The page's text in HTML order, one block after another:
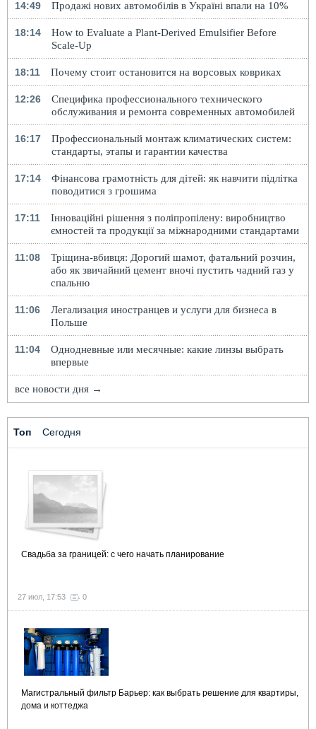
14:49 Продажі нових автомобілів в Україні впали на 10%
18:14
How to Evaluate a Plant-Derived Emulsifier Before
Scale-Up
18:11 Почему стоит остановится на ворсовых ковриках
12:26
Специфика профессионального технического
обслуживания и ремонта современных автомобилей
16:17
Профессиональный монтаж климатических систем:
стандарты, этапы и гарантии качества
17:14
Фінансова грамотність для дітей: як навчити підлітка
поводитися з грошима
17:11
Інноваційні рішення з поліпропілену: виробництво
ємностей та продукції за міжнародними стандартами
11:08
Тріщина-вбивця: Дорогий шамот, фатальний розчин,
або як звичайний цемент вночі пустить чадний газ у
спальню
11:06
Легализация иностранцев и услуги для бизнеса в
Польше
11:04
Однодневные или месячные: какие линзы выбрать
впервые
все новости дня →
Топ Сегодня
Свадьба за границей: с чего начать планирование
27 июл, 17:53 0
Магистральный фильтр Барьер: как выбрать решение для квартиры,
дома и коттеджа